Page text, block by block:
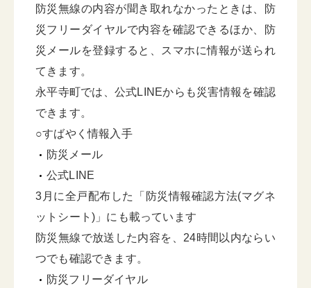
防災無線の内容が聞き取れなかったときは、防
災フリーダイヤルで内容を確認できるほか、防
災メールを登録すると、スマホに情報が送られ
てきます。
永平寺町では、公式LINEからも災害情報を確認
できます。
○すばやく情報入手
防災メール
公式LINE
3月に全戸配布した「防災情報確認方法(マグネ
ットシート)」にも載っています
防災無線で放送した内容を、24時間以内ならい
つでも確認できます。
防災フリーダイヤル